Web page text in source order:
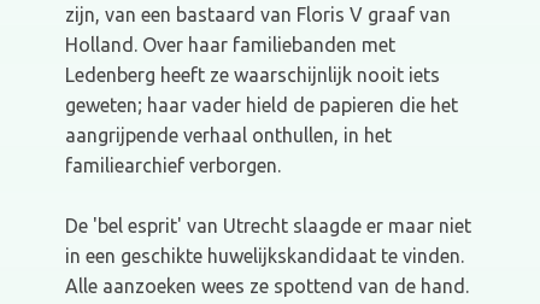
zijn, van een bastaard van Floris V graaf van
Holland. Over haar familiebanden met
Ledenberg heeft ze waarschijnlijk nooit iets
geweten; haar vader hield de papieren die het
aangrijpende verhaal onthullen, in het
familiearchief verborgen.
De 'bel esprit' van Utrecht slaagde er maar niet
in een geschikte huwelijkskandidaat te vinden.
Alle aanzoeken wees ze spottend van de hand.